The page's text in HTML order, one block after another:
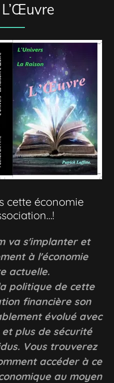
cette économie
va s'implanter et
à l'économie
actuelle.
politique de cette
financière son
évolué avec
plus de sécurité
Vous trouverez
accéder à ce
au moyen